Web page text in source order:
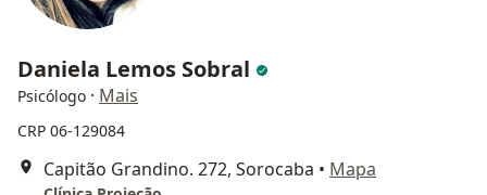
Daniela Lemos Sobral
Psicólogo · Mais
CRP 06-129084
Capitão Grandino. 272, Sorocaba • Mapa